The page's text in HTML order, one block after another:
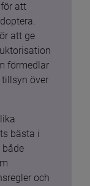
för att
att ge
förmedlar
över
bästa i
både
och